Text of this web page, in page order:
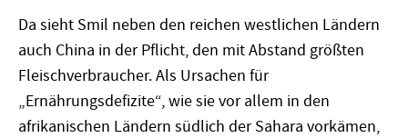
Da sieht Smil neben den reichen westlichen Ländern
auch China in der Pflicht, den mit Abstand größten
Fleischverbraucher. Als Ursachen für
„Ernährungsdefizite“, wie sie vor allem in den
afrikanischen Ländern südlich der Sahara vorkämen,